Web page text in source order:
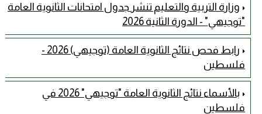
وزارة التربية والتعليم تنشر جدول امتحانات الثانوية العامة
"توجيهي" - الدورة الثانية 2026
رابط فحص نتائج الثانوية العامة (توجيهي) 2026 -
فلسطين
بالأسماء نتائج الثانوية العامة "توجيهي" 2026 في
فلسطين